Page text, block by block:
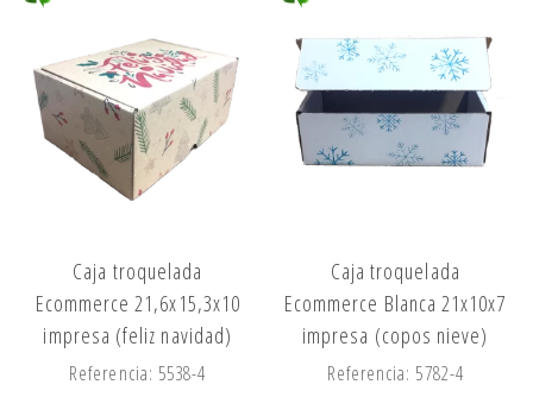
Caja troquelada
Ecommerce 21,6x15,3x10
impresa (feliz navidad)
Referencia: 5538-4
Caja troquelada
Ecommerce Blanca 21x10x7
impresa (copos nieve)
Referencia: 5782-4